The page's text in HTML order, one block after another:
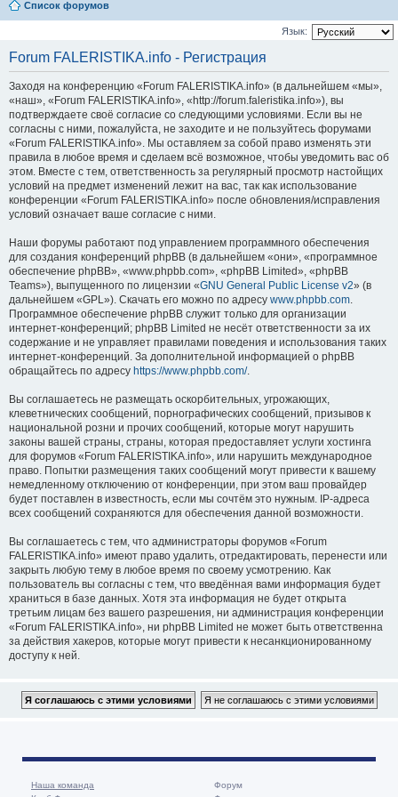
Список форумов
Язык:
Forum FALERISTIKA.info - Регистрация
Заходя на конференцию «Forum FALERISTIKA.info» (в дальнейшем «мы»,
«наш», «Forum FALERISTIKA.info», «http://forum.faleristika.info»), вы
подтверждаете своё согласие со следующими условиями. Если вы не
согласны с ними, пожалуйста, не заходите и не пользуйтесь форумами
«Forum FALERISTIKA.info». Мы оставляем за собой право изменять эти
правила в любое время и сделаем всё возможное, чтобы уведомить вас об
этом. Вместе с тем, ответственность за регулярный просмотр настойщих
условий на предмет изменений лежит на вас, так как использование
конференции «Forum FALERISTIKA.info» после обновления/исправления
условий означает ваше согласие с ними.
Наши форумы работают под управлением программного обеспечения
для создания конференций phpBB (в дальнейшем «они», «программное
обеспечение phpBB», «www.phpbb.com», «phpBB Limited», «phpBB
Teams»), выпущенного по лицензии «GNU General Public License v2» (в
дальнейшем «GPL»). Скачать его можно по адресу www.phpbb.com.
Программное обеспечение phpBB служит только для организации
интернет-конференций; phpBB Limited не несёт ответственности за их
содержание и не управляет правилами поведения и использования таких
интернет-конференций. За дополнительной информацией о phpBB
обращайтесь по адресу https://www.phpbb.com/.
Вы соглашаетесь не размещать оскорбительных, угрожающих,
клеветнических сообщений, порнографических сообщений, призывов к
национальной розни и прочих сообщений, которые могут нарушить
законы вашей страны, страны, которая предоставляет услуги хостинга
для форумов «Forum FALERISTIKA.info», или нарушить международное
право. Попытки размещения таких сообщений могут привести к вашему
немедленному отключению от конференции, при этом ваш провайдер
будет поставлен в известность, если мы сочтём это нужным. IP-адреса
всех сообщений сохраняются для обеспечения данной возможности.
Вы соглашаетесь с тем, что администраторы форумов «Forum
FALERISTIKA.info» имеют право удалить, отредактировать, перенести или
закрыть любую тему в любое время по своему усмотрению. Как
пользователь вы согласны с тем, что введённая вами информация будет
храниться в базе данных. Хотя эта информация не будет открыта
третьим лицам без вашего разрешения, ни администрация конференции
«Forum FALERISTIKA.info», ни phpBB Limited не может быть ответственна
за действия хакеров, которые могут привести к несанкционированному
доступу к ней.
Наша команда
Форум